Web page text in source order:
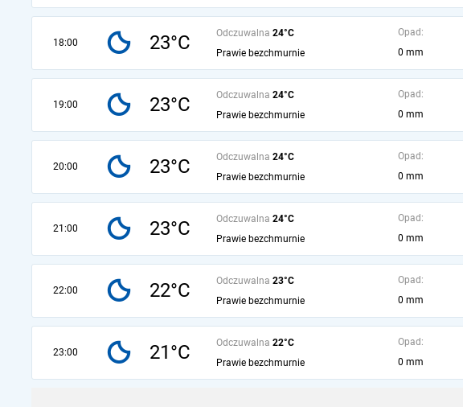
18:00 23°C Odczuwalna 24°C
Prawie bezchmurnie
Opad:
0 mm
19:00 23°C Odczuwalna 24°C
Prawie bezchmurnie
Opad:
0 mm
20:00 23°C Odczuwalna 24°C
Prawie bezchmurnie
Opad:
0 mm
21:00 23°C Odczuwalna 24°C
Prawie bezchmurnie
Opad:
0 mm
22:00 22°C Odczuwalna 23°C
Prawie bezchmurnie
Opad:
0 mm
23:00 21°C Odczuwalna 22°C
Prawie bezchmurnie
Opad:
0 mm